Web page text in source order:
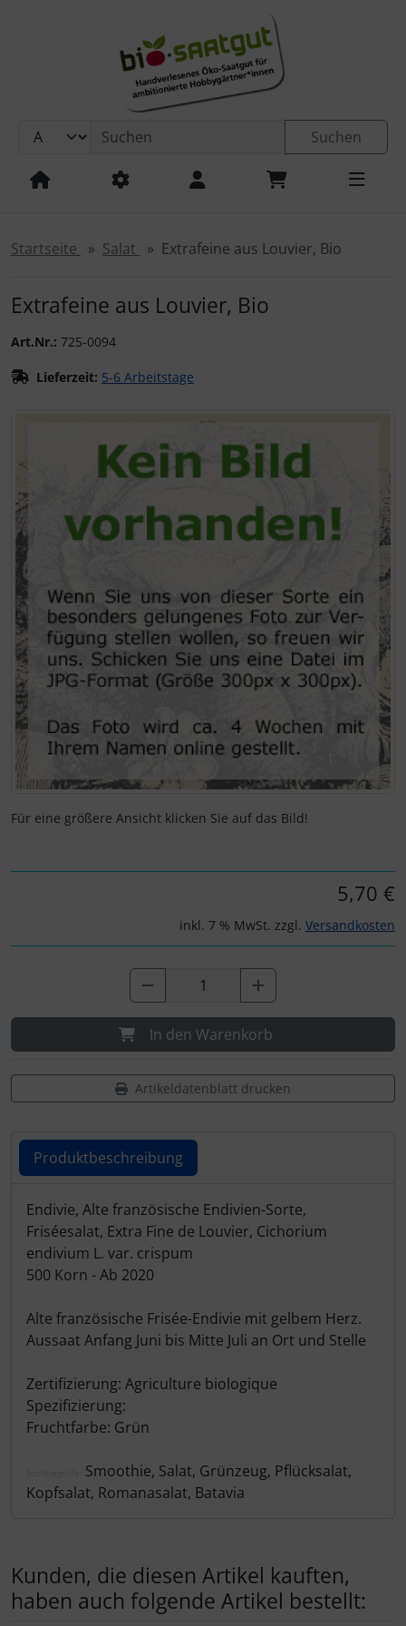
Springe zum Inhalt
Springe zum Login-Button
Springe zum Button für Einstellungen
Suchen
Startseite Salat Extrafeine aus Louvier, Bio
Extrafeine aus Louvier, Bio
Art.Nr.: 725-0094
Lieferzeit: 5-6 Arbeitstage
Wenn mehr als ein Produktbild exitiert, können Sie die
Für eine größere Ansicht klicken Sie auf das Bild!
5,70 €
inkl. 7 % MwSt. zzgl. Versandkosten
In den Warenkorb
Artikeldatenblatt drucken
Produktbeschreibung
Produktbeschreibung
Endivie, Alte französische Endivien-Sorte,
Friséesalat, Extra Fine de Louvier, Cichorium
endivium L. var. crispum
500 Korn - Ab 2020
Alte französische Frisée-Endivie mit gelbem Herz.
Aussaat Anfang Juni bis Mitte Juli an Ort und Stelle
Zertifizierung: Agriculture biologique
Spezifizierung:
Fruchtfarbe: Grün
Smoothie, Salat, Grünzeug, Pflücksalat,
Kopfsalat, Romanasalat, Batavia
Kunden, die diesen Artikel kauften,
haben auch folgende Artikel bestellt: